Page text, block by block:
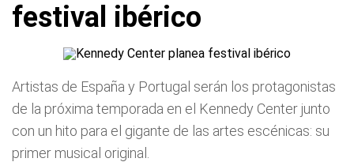
festival ibérico
Artistas de España y Portugal serán los protagonistas
de la próxima temporada en el Kennedy Center junto
con un hito para el gigante de las artes escénicas: su
primer musical original.